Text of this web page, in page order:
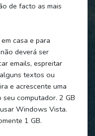
de facto as mais
casa e para
deverá ser
emails, espreitar
textos ou
e acrescente uma
computador. 2 GB
Windows Vista.
1 GB.